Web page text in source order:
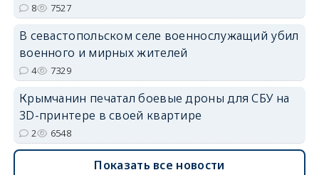
8 7527
В севастопольском селе военнослужащий убил
военного и мирных жителей
4 7329
Крымчанин печатал боевые дроны для СБУ на
3D-принтере в своей квартире
2 6548
Показать все новости